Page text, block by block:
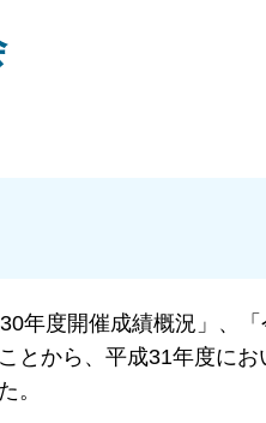
年度開催成績概況」、
とから、平成31年度にお
。